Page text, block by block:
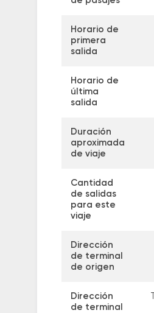
Horario de
primera
salida
Horario de
última
salida
Duración
aproximada
de viaje
Cantidad
de salidas
para este
viaje
Dirección
de terminal
de origen
Dirección
de terminal